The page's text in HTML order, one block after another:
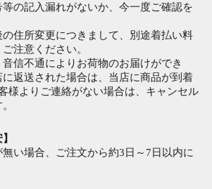
の記入漏れがないか、今一度ご確認を
の住所変更につきまして、別途着払い料
注意ください。
音信不通によりお荷物のお届けができ
返送された場合は、当店に商品が到着
様よりご連絡がない場合は、キャンセル
い場合、ご注文から約3日～7日以内に